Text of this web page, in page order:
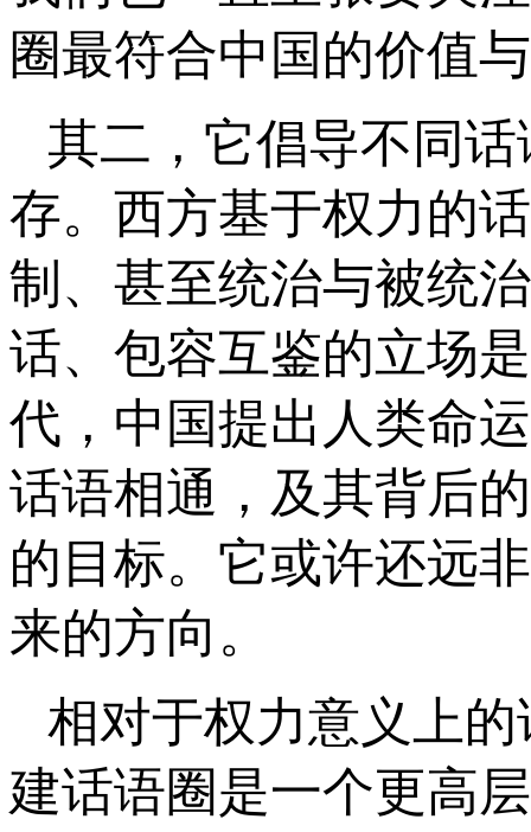
圈最符合中国的价值
其二，它倡导不同
存。西方基于权力的
制、甚至统治与被统
话、包容互鉴的立场
代，中国提出人类命
话语相通，及其背后
的目标。它或许还远
来的方向。
相对于权力意义上
建话语圈是一个更高